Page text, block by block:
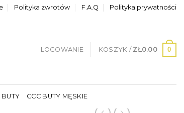
Polityka zwrotów F.A.Q Polityka prywatności
LOGOWANIE KOSZYK / ZŁ0.00 0
CCC BUTY MĘSKIE